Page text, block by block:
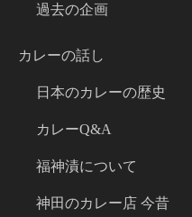
過去の企画
カレーの話し
日本のカレーの歴史
カレーQ&A
福神漬について
神田のカレー店 今昔